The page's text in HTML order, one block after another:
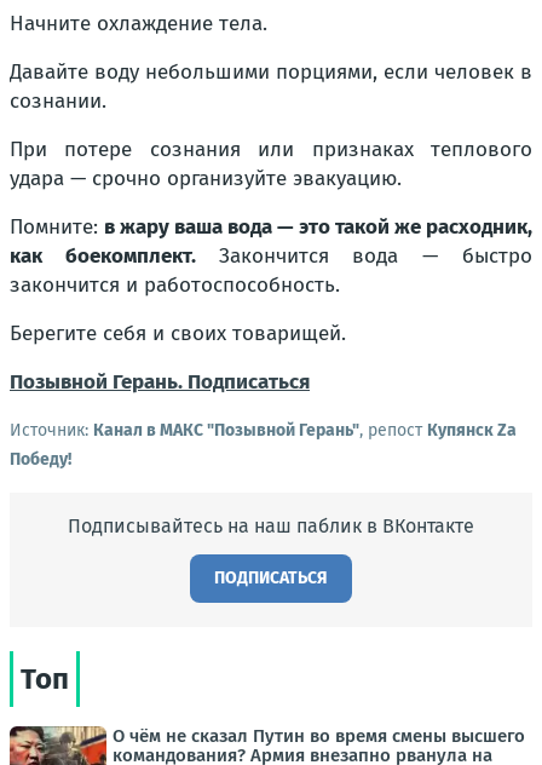
Начните охлаждение тела.
Давайте воду небольшими порциями, если человек в
сознании.
При потере сознания или признаках теплового
удара — срочно организуйте эвакуацию.
Помните: в жару ваша вода — это такой же расходник,
как боекомплект. Закончится вода — быстро
закончится и работоспособность.
Берегите себя и своих товарищей.
Позывной Герань. Подписаться
Источник: Канал в МАКС "Позывной Герань", репост Купянск Za
Победу!
Подписывайтесь на наш паблик в ВКонтакте
ПОДПИСАТЬСЯ
Топ
О чём не сказал Путин во время смены высшего
командования? Армия внезапно рванула на